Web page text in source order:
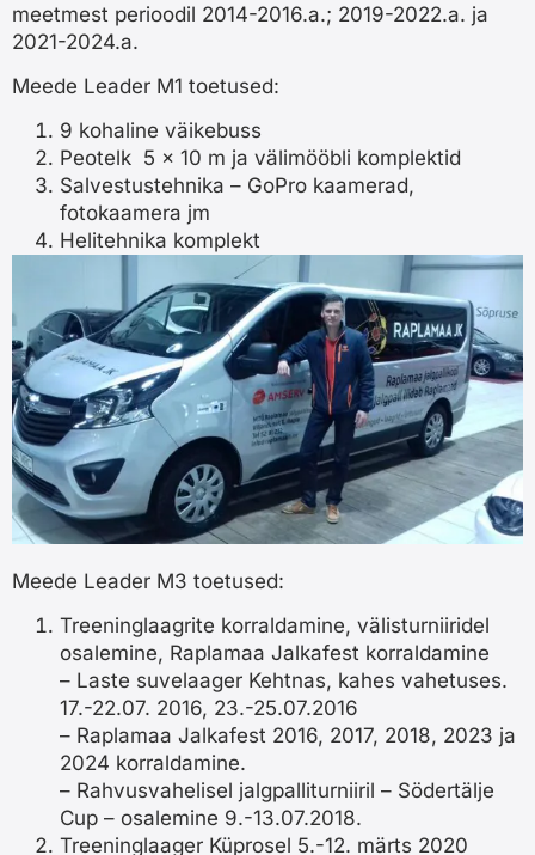
meetmest perioodil 2014-2016.a.; 2019-2022.a. ja
2021-2024.a.
Meede Leader M1 toetused:
9 kohaline väikebuss
Peotelk 5 x 10 m ja välimööbli komplektid
Salvestustehnika – GoPro kaamerad,
fotokaamera jm
Helitehnika komplekt
Meede Leader M3 toetused:
Treeninglaagrite korraldamine, välisturniiridel
osalemine, Raplamaa Jalkafest korraldamine
– Laste suvelaager Kehtnas, kahes vahetuses.
17.-22.07. 2016, 23.-25.07.2016
– Raplamaa Jalkafest 2016, 2017, 2018, 2023 ja
2024 korraldamine.
– Rahvusvahelisel jalgpalliturniiril – Södertälje
Cup – osalemine 9.-13.07.2018.
Treeninglaager Küprosel 5.-12. märts 2020